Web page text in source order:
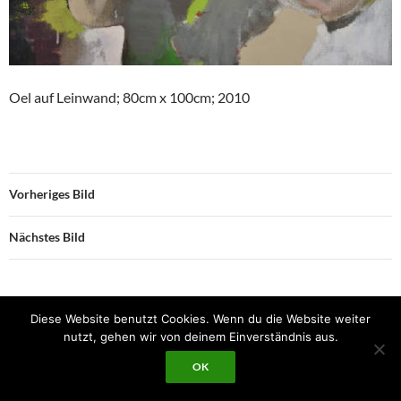
Oel auf Leinwand; 80cm x 100cm; 2010
Vorheriges Bild
Nächstes Bild
Datenschutzerklärung Mit Stolz präsentiert von WordPress
Diese Website benutzt Cookies. Wenn du die Website weiter
nutzt, gehen wir von deinem Einverständnis aus.
OK